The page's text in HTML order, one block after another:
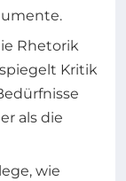
Rhetorik
Kritik
als die
wie